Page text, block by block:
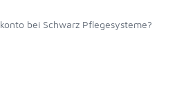
bei Schwarz Pflegesysteme?